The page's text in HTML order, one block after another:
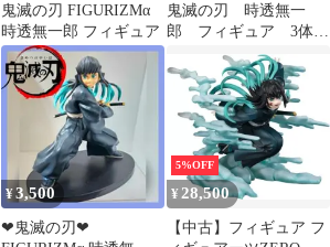
鬼滅の刃 FIGURIZMα
時透無一郎 フィギュア
鬼滅の刃 時透無一
郎 フィギュア 3体ま
とめ売り 一番くじ
¥3,500
❤鬼滅の刃❤
5%OFF
¥ 28,500
【中古】フィギュア フ